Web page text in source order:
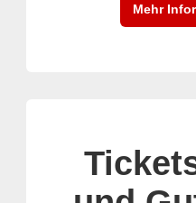
Mehr